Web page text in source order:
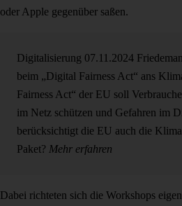
oder Apple gegenüber saßen.
Digitalisierung 07.11.2024
beim „Digital Fairness Act“ ans
Fairness Act“ der EU soll
im Netz schützen und Gefahren im
berücksichtigt die EU auch die
Paket? Mehr erfahren
Dabei richteten sich die Workshops